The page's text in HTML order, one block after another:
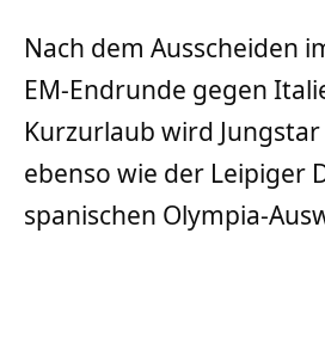
Nach dem Ausscheiden
EM-Endrunde gegen
Kurzurlaub wird Jungstar
ebenso wie der Leipiger
spanischen Olympia-